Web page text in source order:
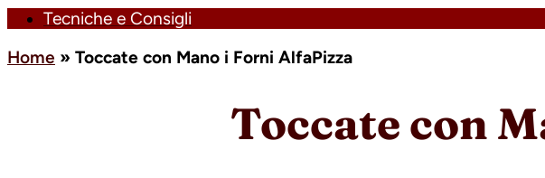
Tecniche e Consigli
Home » Toccate con Mano i Forni AlfaPizza
Toccate con